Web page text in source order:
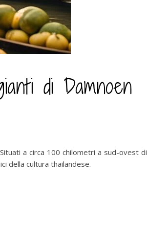
di Damnoen
a circa 100 chilometri a sud-ovest di
della cultura thailandese.